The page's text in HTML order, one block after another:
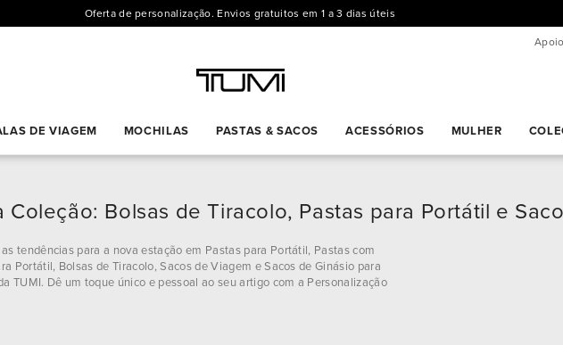
Oferta de personalização. Envios gratuitos em 1 a 3 dias úteis
DE VIAGEM MOCHILAS PASTAS & SACOS ACESSÓRIOS MULHER
Coleção: Bolsas de Tiracolo, Pastas para Portátil e
as tendências para a nova estação em Pastas para Portátil, Pastas com
Portátil, Bolsas de Tiracolo, Sacos de Viagem e Sacos de Ginásio para
TUMI. Dê um toque único e pessoal ao seu artigo com a Personalização